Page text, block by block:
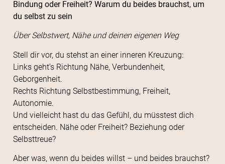
Bindung oder Freiheit? Warum du beides brauchst, um
du selbst zu sein
Über Selbstwert, Nähe und deinen eigenen Weg
Stell dir vor, du stehst an einer inneren Kreuzung:
Links geht’s Richtung Nähe, Verbundenheit,
Geborgenheit.
Rechts Richtung Selbstbestimmung, Freiheit,
Autonomie.
Und vielleicht hast du das Gefühl, du müsstest dich
entscheiden. Nähe oder Freiheit? Beziehung oder
Selbsttreue?
Aber was, wenn du beides willst – und beides brauchst?